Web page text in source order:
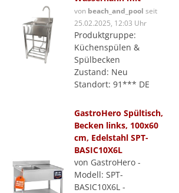
von beach_and_pool seit
25.02.2025, 12:03 Uhr
Produktgruppe:
Küchenspülen &
Spülbecken
Zustand: Neu
Standort: 91*** DE
GastroHero Spültisch,
Becken links, 100x60
cm, Edelstahl SPT-
BASIC10X6L
von GastroHero -
Modell: SPT-
BASIC10X6L -